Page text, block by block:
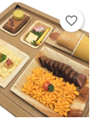
favorite_border